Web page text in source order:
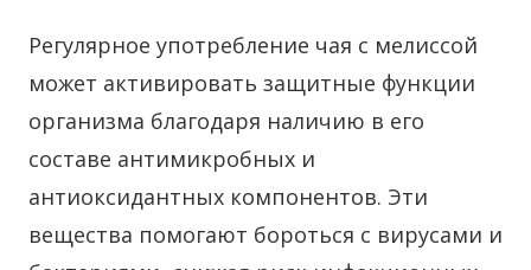
Регулярное употребление чая с мелиссой
может активировать защитные функции
организма благодаря наличию в его
составе антимикробных и
антиоксидантных компонентов. Эти
вещества помогают бороться с вирусами и